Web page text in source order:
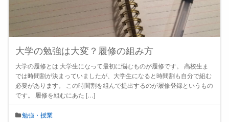
大学の勉強は大変？履修の組み方
大学の履修とは 大学生になって最初に悩むものが履修です。 高校生ま
では時間割が決まっていましたが、大学生になると時間割も自分で組む
必要があります。 この時間割を組んで提出するのが履修登録というもの
です。 履修を組むにあた […]
勉強・授業